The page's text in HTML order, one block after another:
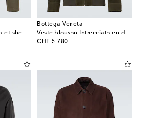
Veste blouson en daim et shearling
Bottega Veneta
Veste blouson Intrecciato en daim
CHF 5 780
original price